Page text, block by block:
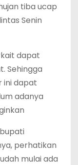
tiba ucap
Senin
dapat
Sehingga
ini dapat
adanya
perhatikan
mulai ada